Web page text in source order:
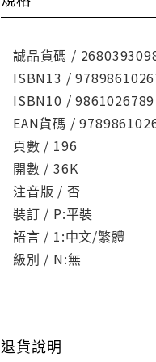
誠品貨碼 /
ISBN13 /
ISBN10 / 9861026789
EAN貨碼 /
頁數 / 196
開數 / 36K
注音版 / 否
裝訂 / P:平裝
語言 / 1:中文/繁體
級別 / N:無
退貨說明